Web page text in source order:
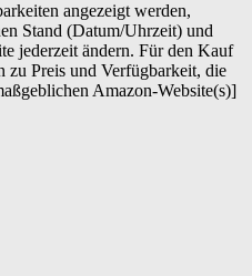
angezeigt werden,
Stand (Datum/Uhrzeit) und
jederzeit ändern. Für den Kauf
zu Preis und Verfügbarkeit, die
Amazon-Website(s)]